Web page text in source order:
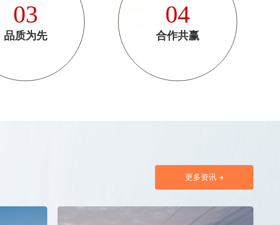
03
品质为先
04
合作共赢
更多资讯 →